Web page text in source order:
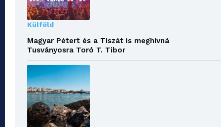
Külföld
Magyar Pétert és a Tiszát is meghívná
Tusványosra Toró T. Tibor